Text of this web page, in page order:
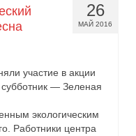
26
МАЙ 2016
участие в акции
субботник — Зеленая
экологическим
Работники центра